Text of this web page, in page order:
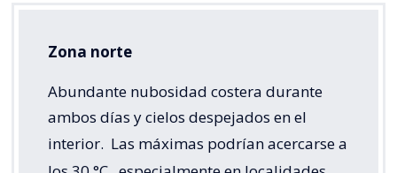
Zona norte
Abundante nubosidad costera durante
ambos días y cielos despejados en el
interior. Las máximas podrían acercarse a